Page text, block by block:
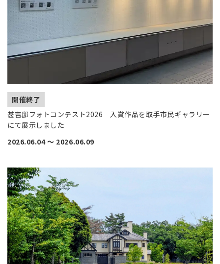
開催終了
甚吉邸フォトコンテスト2026 入賞作品を取手市民ギャラリー
にて展示しました
2026.06.04〜 2026.06.09